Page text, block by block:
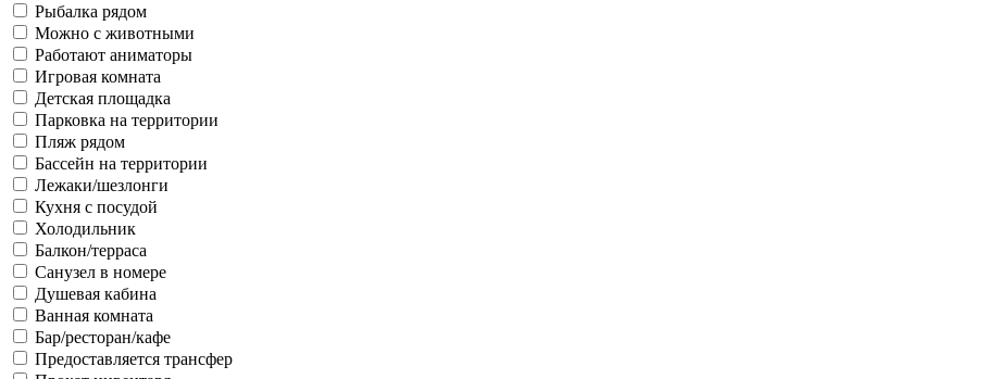
Рыбалка рядом
Можно с животными
Работают аниматоры
Игровая комната
Детская площадка
Парковка на территории
Пляж рядом
Бассейн на территории
Лежаки/шезлонги
Кухня с посудой
Холодильник
Балкон/терраса
Санузел в номере
Душевая кабина
Ванная комната
Бар/ресторан/кафе
Предоставляется трансфер